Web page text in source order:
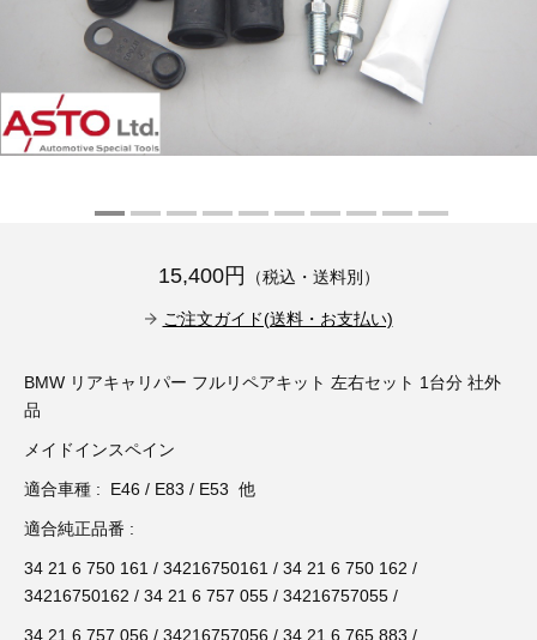
バイク用診断テスター（7）
その他（20）
アメリカ車（15）
スウェーデン車（20）
ホイールロック取り外しツール（6）
3D プリンターペン（8）
ブレーキキャリパーリペアキット（368）
ライト関連（6）
15,400円 （税込・送料別）
ご注文ガイド(送料・お支払い)
BMW リアキャリパー フルリペアキット 左右セット 1台分 社外
品
メイドインスペイン
適合車種 : E46 / E83 / E53 他
適合純正品番 :
34 21 6 750 161 / 34216750161 / 34 21 6 750 162 /
34216750162 / 34 21 6 757 055 / 34216757055 /
34 21 6 757 056 / 34216757056 / 34 21 6 765 883 /